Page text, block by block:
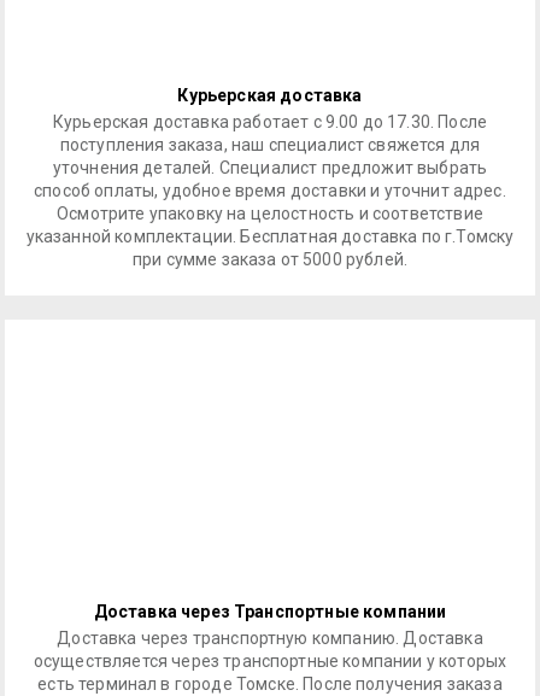
Курьерская доставка
Курьерская доставка работает с 9.00 до 17.30. После
поступления заказа, наш специалист свяжется для
уточнения деталей. Специалист предложит выбрать
способ оплаты, удобное время доставки и уточнит адрес.
Осмотрите упаковку на целостность и соответствие
указанной комплектации. Бесплатная доставка по г.Томску
при сумме заказа от 5000 рублей.
Доставка через Транспортные компании
Доставка через транспортную компанию. Доставка
осуществляется через транспортные компании у которых
есть терминал в городе Томске. После получения заказа